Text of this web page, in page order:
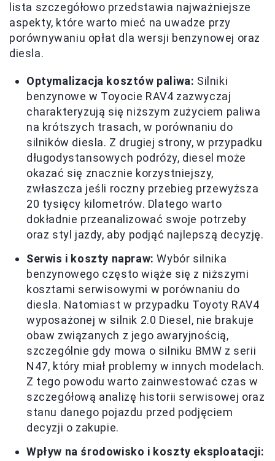
lista szczegółowo przedstawia najważniejsze
aspekty, które warto mieć na uwadze przy
porównywaniu opłat dla wersji benzynowej oraz
diesla.
Optymalizacja kosztów paliwa: Silniki
benzynowe w Toyocie RAV4 zazwyczaj
charakteryzują się niższym zużyciem paliwa
na krótszych trasach, w porównaniu do
silników diesla. Z drugiej strony, w przypadku
długodystansowych podróży, diesel może
okazać się znacznie korzystniejszy,
zwłaszcza jeśli roczny przebieg przewyższa
20 tysięcy kilometrów. Dlatego warto
dokładnie przeanalizować swoje potrzeby
oraz styl jazdy, aby podjąć najlepszą decyzję.
Serwis i koszty napraw: Wybór silnika
benzynowego często wiąże się z niższymi
kosztami serwisowymi w porównaniu do
diesla. Natomiast w przypadku Toyoty RAV4
wyposażonej w silnik 2.0 Diesel, nie brakuje
obaw związanych z jego awaryjnością,
szczególnie gdy mowa o silniku BMW z serii
N47, który miał problemy w innych modelach.
Z tego powodu warto zainwestować czas w
szczegółową analizę historii serwisowej oraz
stanu danego pojazdu przed podjęciem
decyzji o zakupie.
Wpływ na środowisko i koszty eksploatacji: